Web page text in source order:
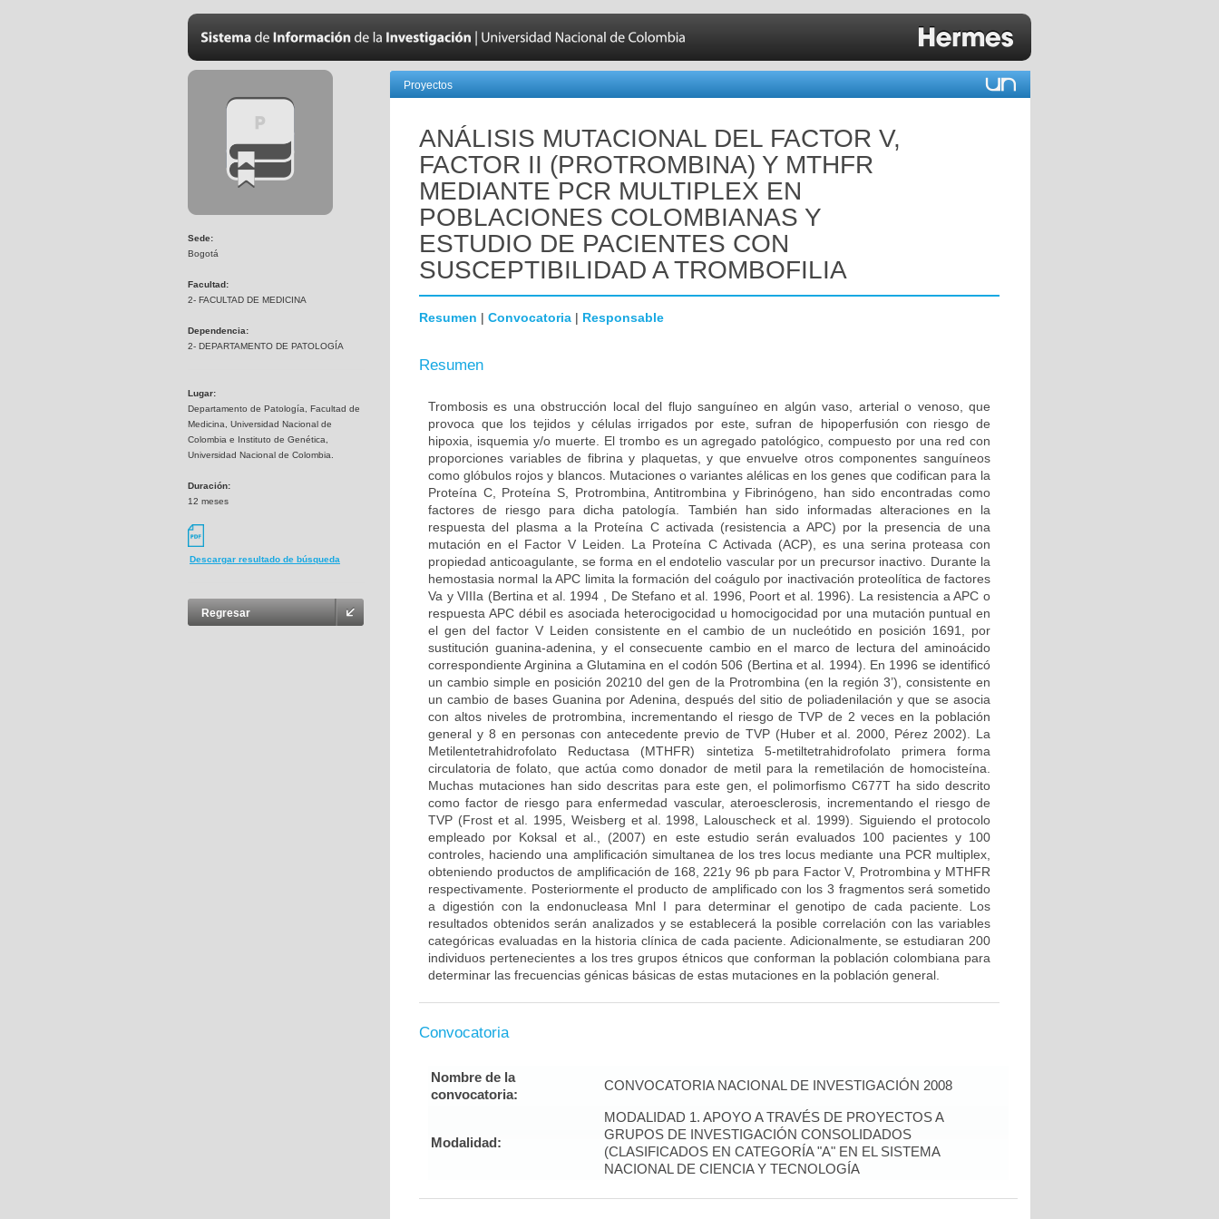
Sede:
Bogotá
Facultad:
2- FACULTAD DE MEDICINA
Dependencia:
2- DEPARTAMENTO DE PATOLOGÍA
Lugar:
Departamento de Patología, Facultad de
Medicina, Universidad Nacional de
Colombia e Instituto de Genética,
Universidad Nacional de Colombia.
Duración:
12 meses
Descargar resultado de búsqueda
Regresar
Proyectos
ANÁLISIS MUTACIONAL DEL FACTOR V,
FACTOR II (PROTROMBINA) Y MTHFR
MEDIANTE PCR MULTIPLEX EN
POBLACIONES COLOMBIANAS Y
ESTUDIO DE PACIENTES CON
SUSCEPTIBILIDAD A TROMBOFILIA
Resumen | Convocatoria | Responsable
Resumen
Trombosis es una obstrucción local del flujo sanguíneo en algún vaso, arterial o venoso, que
provoca que los tejidos y células irrigados por este, sufran de hipoperfusión con riesgo de
hipoxia, isquemia y/o muerte. El trombo es un agregado patológico, compuesto por una red con
proporciones variables de fibrina y plaquetas, y que envuelve otros componentes sanguíneos
como glóbulos rojos y blancos. Mutaciones o variantes alélicas en los genes que codifican para la
Proteína C, Proteína S, Protrombina, Antitrombina y Fibrinógeno, han sido encontradas como
factores de riesgo para dicha patología. También han sido informadas alteraciones en la
respuesta del plasma a la Proteína C activada (resistencia a APC) por la presencia de una
mutación en el Factor V Leiden. La Proteína C Activada (ACP), es una serina proteasa con
propiedad anticoagulante, se forma en el endotelio vascular por un precursor inactivo. Durante la
hemostasia normal la APC limita la formación del coágulo por inactivación proteolítica de factores
Va y VIIIa (Bertina et al. 1994 , De Stefano et al. 1996, Poort et al. 1996). La resistencia a APC o
respuesta APC débil es asociada heterocigocidad u homocigocidad por una mutación puntual en
el gen del factor V Leiden consistente en el cambio de un nucleótido en posición 1691, por
sustitución guanina-adenina, y el consecuente cambio en el marco de lectura del aminoácido
correspondiente Arginina a Glutamina en el codón 506 (Bertina et al. 1994). En 1996 se identificó
un cambio simple en posición 20210 del gen de la Protrombina (en la región 3’), consistente en
un cambio de bases Guanina por Adenina, después del sitio de poliadenilación y que se asocia
con altos niveles de protrombina, incrementando el riesgo de TVP de 2 veces en la población
general y 8 en personas con antecedente previo de TVP (Huber et al. 2000, Pérez 2002). La
Metilentetrahidrofolato Reductasa (MTHFR) sintetiza 5-metiltetrahidrofolato primera forma
circulatoria de folato, que actúa como donador de metil para la remetilación de homocisteína.
Muchas mutaciones han sido descritas para este gen, el polimorfismo C677T ha sido descrito
como factor de riesgo para enfermedad vascular, ateroesclerosis, incrementando el riesgo de
TVP (Frost et al. 1995, Weisberg et al. 1998, Lalouscheck et al. 1999). Siguiendo el protocolo
empleado por Koksal et al., (2007) en este estudio serán evaluados 100 pacientes y 100
controles, haciendo una amplificación simultanea de los tres locus mediante una PCR multiplex,
obteniendo productos de amplificación de 168, 221y 96 pb para Factor V, Protrombina y MTHFR
respectivamente. Posteriormente el producto de amplificado con los 3 fragmentos será sometido
a digestión con la endonucleasa Mnl I para determinar el genotipo de cada paciente. Los
resultados obtenidos serán analizados y se establecerá la posible correlación con las variables
categóricas evaluadas en la historia clínica de cada paciente. Adicionalmente, se estudiaran 200
individuos pertenecientes a los tres grupos étnicos que conforman la población colombiana para
determinar las frecuencias génicas básicas de estas mutaciones en la población general.
Convocatoria
Nombre de la
convocatoria:
CONVOCATORIA NACIONAL DE INVESTIGACIÓN 2008
Modalidad:
MODALIDAD 1. APOYO A TRAVÉS DE PROYECTOS A
GRUPOS DE INVESTIGACIÓN CONSOLIDADOS
(CLASIFICADOS EN CATEGORÍA "A" EN EL SISTEMA
NACIONAL DE CIENCIA Y TECNOLOGÍA